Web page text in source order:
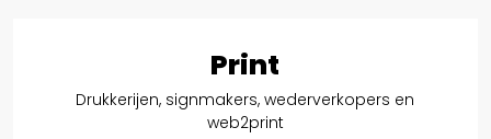
Print
Drukkerijen, signmakers, wederverkopers en
web2print